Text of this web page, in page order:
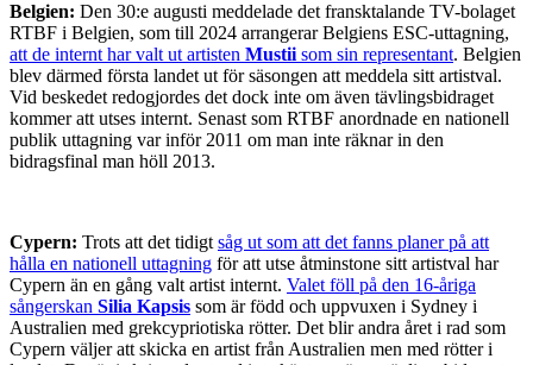
Belgien: Den 30:e augusti meddelade det fransktalande TV-bolaget
RTBF i Belgien, som till 2024 arrangerar Belgiens ESC-uttagning,
att de internt har valt ut artisten Mustii som sin representant. Belgien
blev därmed första landet ut för säsongen att meddela sitt artistval.
Vid beskedet redogjordes det dock inte om även tävlingsbidraget
kommer att utses internt. Senast som RTBF anordnade en nationell
publik uttagning var inför 2011 om man inte räknar in den
bidragsfinal man höll 2013.
Cypern: Trots att det tidigt såg ut som att det fanns planer på att
hålla en nationell uttagning för att utse åtminstone sitt artistval har
Cypern än en gång valt artist internt. Valet föll på den 16-åriga
sångerskan Silia Kapsis som är född och uppvuxen i Sydney i
Australien med grekcypriotiska rötter. Det blir andra året i rad som
Cypern väljer att skicka en artist från Australien men med rötter i